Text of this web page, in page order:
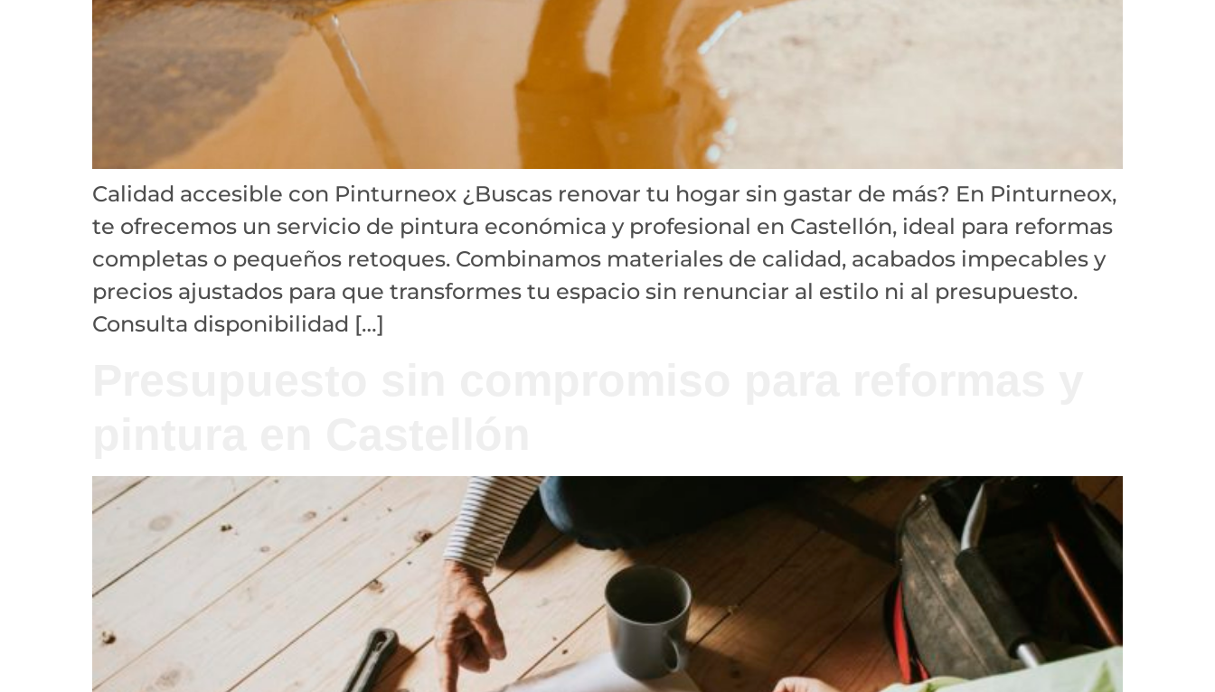
Calidad accesible con Pinturneox ¿Buscas renovar tu hogar sin gastar de más? En Pinturneox,
te ofrecemos un servicio de pintura económica y profesional en Castellón, ideal para reformas
completas o pequeños retoques. Combinamos materiales de calidad, acabados impecables y
precios ajustados para que transformes tu espacio sin renunciar al estilo ni al presupuesto.
Consulta disponibilidad […]